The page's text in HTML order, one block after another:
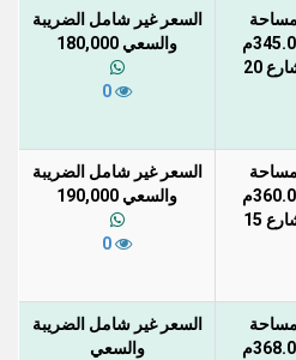
مساحة
20
السعر غير شامل الضريبة
والسعي 180,000
مساحة
15
السعر غير شامل الضريبة
والسعي 190,000
مساحة
السعر غير شامل الضريبة
والسعي